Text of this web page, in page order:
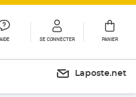
AIDE SE CONNECTER PANIER
Laposte.net